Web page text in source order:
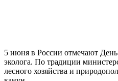
5 июня в России отмечают День
эколога. По традиции
лесного хозяйства и